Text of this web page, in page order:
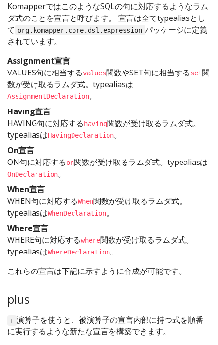
KomapperではこのようなSQLの句に対応するようなラム
ダ式のことを宣言と呼びます。 宣言は全てtypealiasとし
て org.komapper.core.dsl.expression パッケージに定義
されています。
Assignment宣言
VALUES句に相当するvalues関数やSET句に相当するset関
数が受け取るラムダ式。typealiasは
AssignmentDeclaration。
Having宣言
HAVING句に対応する having関数が受け取るラムダ式。
typealiasはHavingDeclaration。
On宣言
ON句に対応するon関数が受け取るラムダ式。typealiasは
OnDeclaration。
When宣言
WHEN句に対応するWhen関数が受け取るラムダ式。
typealiasはWhenDeclaration。
Where宣言
WHERE句に対応するwhere関数が受け取るラムダ式。
typealiasはWhereDeclaration。
これらの宣言は下記に示すように合成が可能です。
plus
+ 演算子を使うと、被演算子の宣言内部に持つ式を順番
に実行するような新たな宣言を構築できます。